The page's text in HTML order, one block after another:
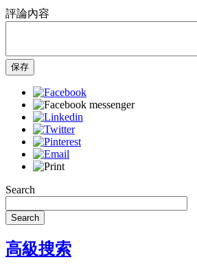
評論內容
保存
Search
Search
高級搜索